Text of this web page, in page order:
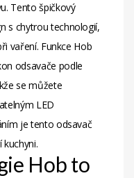
Tento špičkový
s chytrou technologií,
vaření. Funkce Hob
odsavače podle
se můžete
LED
je tento odsavač
Hob to